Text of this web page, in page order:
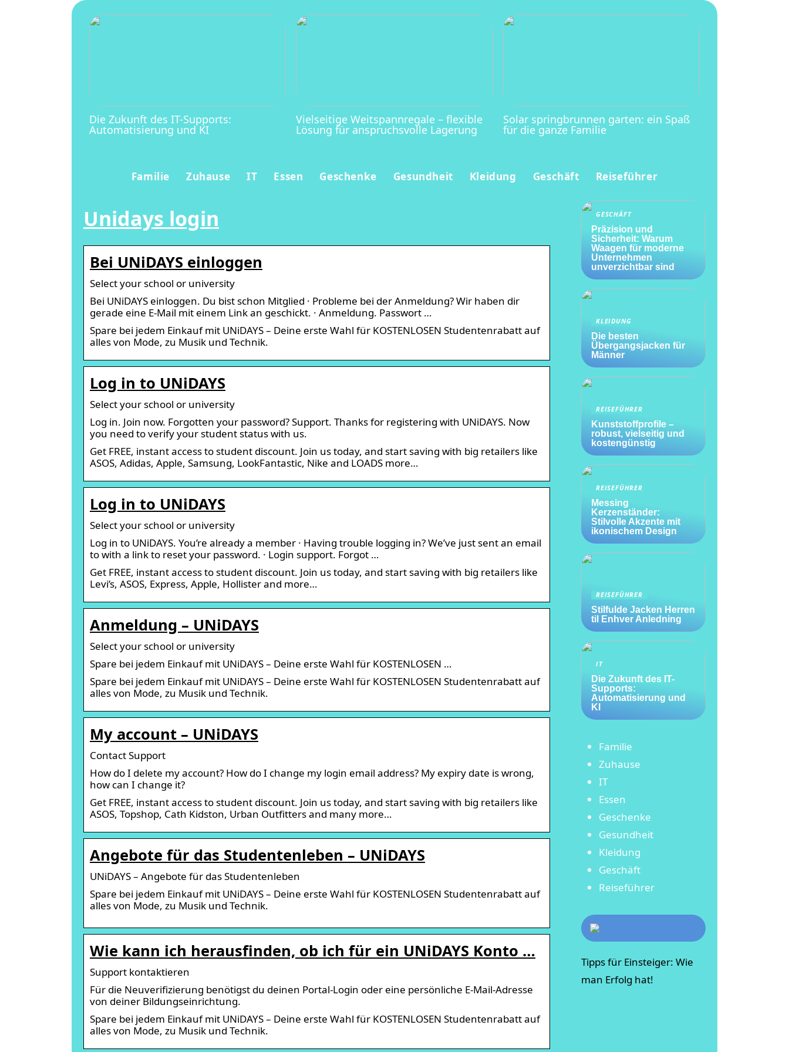
Die Zukunft des IT-Supports:
Automatisierung und KI
Vielseitige Weitspannregale – flexible
Lösung für anspruchsvolle Lagerung
Solar springbrunnen garten: ein Spaß
für die ganze Familie
Familie Zuhause IT Essen Geschenke Gesundheit Kleidung Geschäft Reiseführer
Unidays login
Bei UNiDAYS einloggen
Select your school or university
Bei UNiDAYS einloggen. Du bist schon Mitglied · Probleme bei der Anmeldung? Wir haben dir
gerade eine E-Mail mit einem Link an geschickt. · Anmeldung. Passwort …
Spare bei jedem Einkauf mit UNiDAYS – Deine erste Wahl für KOSTENLOSEN Studentenrabatt auf
alles von Mode, zu Musik und Technik.
Log in to UNiDAYS
Select your school or university
Log in. Join now. Forgotten your password? Support. Thanks for registering with UNiDAYS. Now
you need to verify your student status with us.
Get FREE, instant access to student discount. Join us today, and start saving with big retailers like
ASOS, Adidas, Apple, Samsung, LookFantastic, Nike and LOADS more…
Log in to UNiDAYS
Select your school or university
Log in to UNiDAYS. You’re already a member · Having trouble logging in? We’ve just sent an email
to with a link to reset your password. · Login support. Forgot …
Get FREE, instant access to student discount. Join us today, and start saving with big retailers like
Levi’s, ASOS, Express, Apple, Hollister and more…
Anmeldung – UNiDAYS
Select your school or university
Spare bei jedem Einkauf mit UNiDAYS – Deine erste Wahl für KOSTENLOSEN …
Spare bei jedem Einkauf mit UNiDAYS – Deine erste Wahl für KOSTENLOSEN Studentenrabatt auf
alles von Mode, zu Musik und Technik.
My account – UNiDAYS
Contact Support
How do I delete my account? How do I change my login email address? My expiry date is wrong,
how can I change it?
Get FREE, instant access to student discount. Join us today, and start saving with big retailers like
ASOS, Topshop, Cath Kidston, Urban Outfitters and many more…
Angebote für das Studentenleben – UNiDAYS
UNiDAYS – Angebote für das Studentenleben
Spare bei jedem Einkauf mit UNiDAYS – Deine erste Wahl für KOSTENLOSEN Studentenrabatt auf
alles von Mode, zu Musik und Technik.
Wie kann ich herausfinden, ob ich für ein UNiDAYS Konto …
Support kontaktieren
Für die Neuverifizierung benötigst du deinen Portal-Login oder eine persönliche E-Mail-Adresse
von deiner Bildungseinrichtung.
Spare bei jedem Einkauf mit UNiDAYS – Deine erste Wahl für KOSTENLOSEN Studentenrabatt auf
alles von Mode, zu Musik und Technik.
GESCHÄFT
Präzision und
Sicherheit: Warum
Waagen für moderne
Unternehmen
unverzichtbar sind
KLEIDUNG
Die besten
Übergangsjacken für
Männer
REISEFÜHRER
Kunststoffprofile –
robust, vielseitig und
kostengünstig
REISEFÜHRER
Messing
Kerzenständer:
Stilvolle Akzente mit
ikonischem Design
REISEFÜHRER
Stilfulde Jacken Herren
til Enhver Anledning
IT
Die Zukunft des IT-
Supports:
Automatisierung und
KI
Familie
Zuhause
IT
Essen
Geschenke
Gesundheit
Kleidung
Geschäft
Reiseführer
Tipps für Einsteiger: Wie
man Erfolg hat!